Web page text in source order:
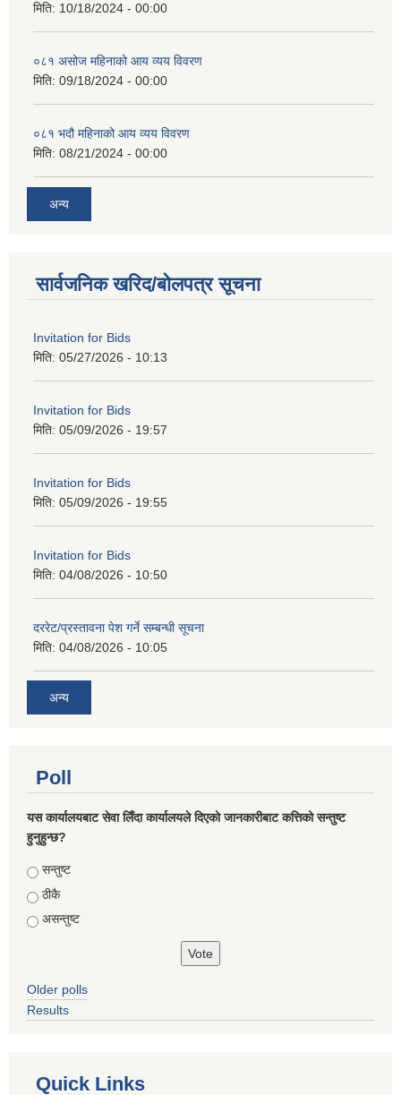
मिति: 10/18/2024 - 00:00
०८१ असोज महिनाको आय व्यय विवरण
मिति: 09/18/2024 - 00:00
०८१ भदौ महिनाको आय व्यय विवरण
मिति: 08/21/2024 - 00:00
अन्य
सार्वजनिक खरिद/बोलपत्र सूचना
Invitation for Bids
मिति: 05/27/2026 - 10:13
Invitation for Bids
मिति: 05/09/2026 - 19:57
Invitation for Bids
मिति: 05/09/2026 - 19:55
Invitation for Bids
मिति: 04/08/2026 - 10:50
दररेट/प्रस्तावना पेश गर्ने सम्बन्धी सूचना
मिति: 04/08/2026 - 10:05
अन्य
Poll
यस कार्यालयबाट सेवा लिँदा कार्यालयले दिएको जानकारीबाट कत्तिको सन्तुष्ट
हुनुहुन्छ?
Choices
सन्तुष्ट
ठीकै
असन्तुष्ट
Older polls
Results
Quick Links